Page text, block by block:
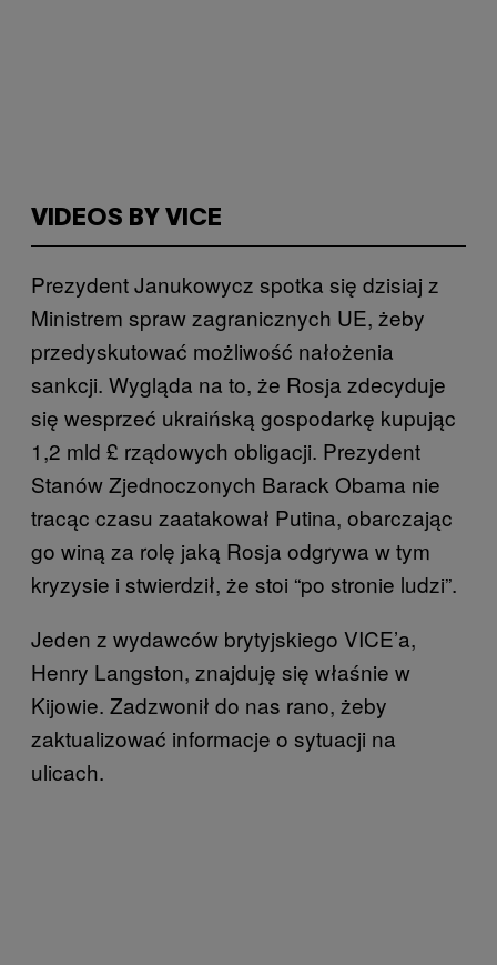
VIDEOS BY VICE
Prezydent Janukowycz spotka się dzisiaj z
Ministrem spraw zagranicznych UE, żeby
przedyskutować możliwość nałożenia
sankcji. Wygląda na to, że Rosja zdecyduje
się wesprzeć ukraińską gospodarkę kupując
1,2 mld £ rządowych obligacji. Prezydent
Stanów Zjednoczonych Barack Obama nie
tracąc czasu zaatakował Putina, obarczając
go winą za rolę jaką Rosja odgrywa w tym
kryzysie i stwierdził, że stoi “po stronie ludzi”.
Jeden z wydawców brytyjskiego VICE’a,
Henry Langston, znajduję się właśnie w
Kijowie. Zadzwonił do nas rano, żeby
zaktualizować informacje o sytuacji na
ulicach.